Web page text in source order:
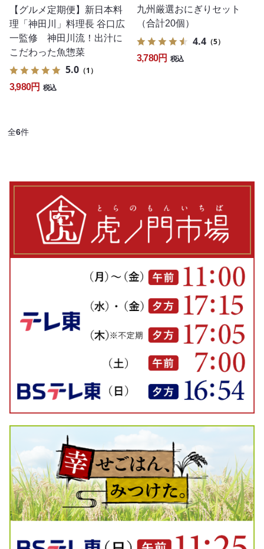
【グルメ定期便】新日本料
理「神田川」料理長 谷口広
一監修 神田川流！出汁に
こだわった魚惣菜
5.0 （1）
3,980円 税込
九州厳選おにぎりセット
（合計20個）
4.4 （5）
3,780円 税込
全6件